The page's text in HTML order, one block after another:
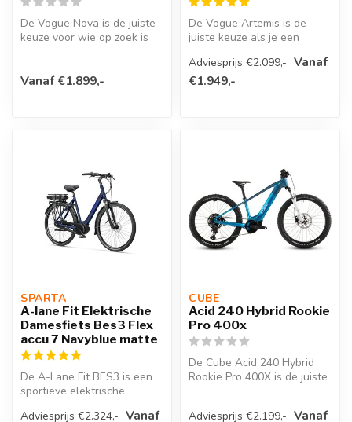
De Vogue Nova is de juiste
keuze voor wie op zoek is
Vanaf €1.899,-
De Vogue Artemis is de
juiste keuze als je een
comfort...
Adviesprijs €2.099,- Vanaf
€1.949,-
SPARTA
A-lane Fit Elektrische
Damesfiets Bes3 Flex
accu 7 Navyblue matte
De A-Lane Fit BES3 is een
sportieve elektrische
Adviesprijs €2.324,- Vanaf
CUBE
Acid 240 Hybrid Rookie
Pro 400x
De Cube Acid 240 Hybrid
Rookie Pro 400X is de juiste
Adviesprijs €2.199,- Vanaf